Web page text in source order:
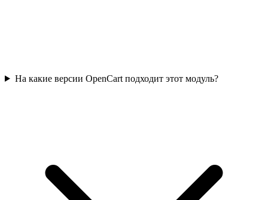
На какие версии OpenCart подходит этот модуль?